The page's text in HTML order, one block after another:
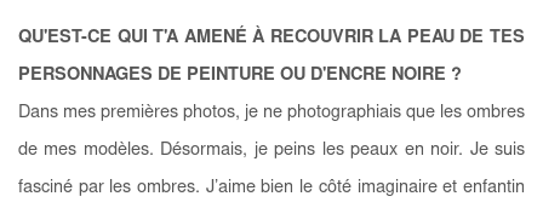
QU'EST-CE QUI T'A AMENÉ À RECOUVRIR LA PEAU DE TES
PERSONNAGES DE PEINTURE OU D'ENCRE NOIRE ?
Dans mes premières photos, je ne photographiais que les ombres
de mes modèles. Désormais, je peins les peaux en noir. Je suis
fasciné par les ombres. J’aime bien le côté imaginaire et enfantin